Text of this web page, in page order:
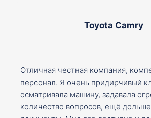
Toyota Camry
Отличная честная компания,
персонал. Я очень придирчивый
осматривала машину, задавала
количество вопросов, ещё